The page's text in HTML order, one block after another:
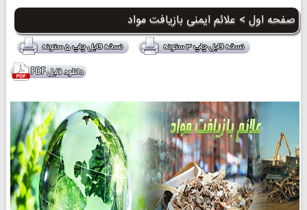
صفحه اول > علائم ایمنی بازیافت مواد